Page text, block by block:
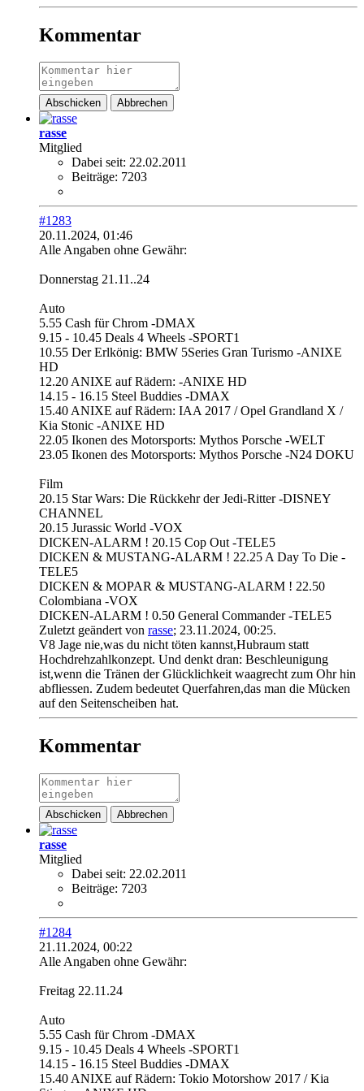
Kommentar
Abschicken Abbrechen
rasse
Mitglied
Dabei seit: 22.02.2011
Beiträge: 7203
#1283
20.11.2024, 01:46
Alle Angaben ohne Gewähr:
Donnerstag 21.11..24
Auto
5.55 Cash für Chrom -DMAX
9.15 - 10.45 Deals 4 Wheels -SPORT1
10.55 Der Erlkönig: BMW 5Series Gran Turismo -ANIXE
HD
12.20 ANIXE auf Rädern: -ANIXE HD
14.15 - 16.15 Steel Buddies -DMAX
15.40 ANIXE auf Rädern: IAA 2017 / Opel Grandland X /
Kia Stonic​ -ANIXE HD
22.05 Ikonen des Motorsports: Mythos Porsche -WELT
23.05 Ikonen des Motorsports: Mythos Porsche -N24 DOKU
Film
20.15 Star Wars: Die Rückkehr der Jedi-Ritter -DISNEY
CHANNEL
20.15 Jurassic World -VOX
DICKEN-ALARM ! 20.15 Cop Out -TELE5
DICKEN & MUSTANG-ALARM ! 22.25 A Day To Die -
TELE5
DICKEN & MOPAR & MUSTANG-ALARM ! 22.50
Colombiana -VOX
DICKEN-ALARM ! 0.50 General Commander -TELE5
Zuletzt geändert von rasse; 23.11.2024, 00:25.
V8 Jage nie,was du nicht töten kannst,Hubraum statt
Hochdrehzahlkonzept. Und denkt dran: Beschleunigung
ist,wenn die Tränen der Glücklichkeit waagrecht zum Ohr hin
abfliessen. Zudem bedeutet Querfahren,das man die Mücken
auf den Seitenscheiben hat.
Kommentar
Abschicken Abbrechen
rasse
Mitglied
Dabei seit: 22.02.2011
Beiträge: 7203
#1284
21.11.2024, 00:22
Alle Angaben ohne Gewähr:
Freitag 22.11.24
Auto
5.55 Cash für Chrom -DMAX
9.15 - 10.45 Deals 4 Wheels -SPORT1
14.15 - 16.15 Steel Buddies -DMAX
15.40 ANIXE auf Rädern: Tokio Motorshow 2017 / Kia